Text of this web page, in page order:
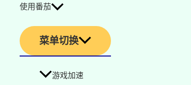
使用番茄
菜单切换
游戏加速